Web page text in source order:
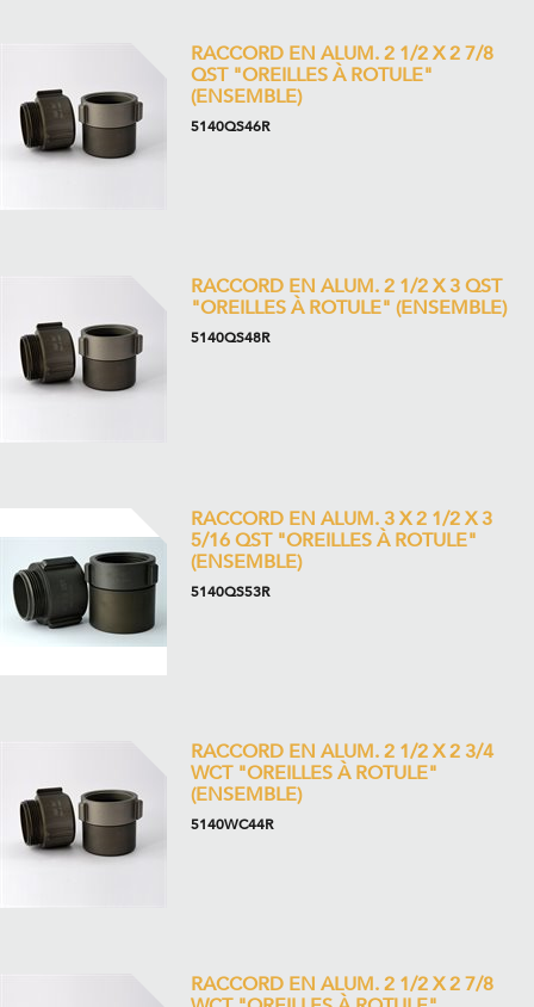
RACCORD EN ALUM. 2 1/2 X 2 7/8
QST "OREILLES À ROTULE"
(ENSEMBLE)
5140QS46R
RACCORD EN ALUM. 2 1/2 X 3 QST
"OREILLES À ROTULE" (ENSEMBLE)
5140QS48R
RACCORD EN ALUM. 3 X 2 1/2 X 3
5/16 QST "OREILLES À ROTULE"
(ENSEMBLE)
5140QS53R
RACCORD EN ALUM. 2 1/2 X 2 3/4
WCT "OREILLES À ROTULE"
(ENSEMBLE)
5140WC44R
RACCORD EN ALUM. 2 1/2 X 2 7/8